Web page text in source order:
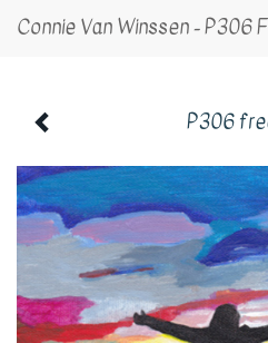
Connie Van Winssen - P306
P306